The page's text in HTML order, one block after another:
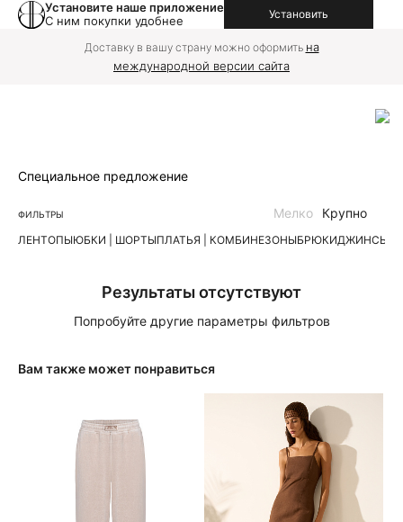
Установите наше приложение
С ним покупки удобнее
Установить
Доставку в вашу страну можно оформить на
международной версии сайта
Специальное предложение
ФИЛЬТРЫ
ЛЕНТОПЫЮБКИ | ШОРТЫПЛАТЬЯ | КОМБИНЕЗОНЫБРЮКИДЖИНСЫ
Мелко Крупно
Результаты отсутствуют
Попробуйте другие параметры фильтров
Вам также может понравиться